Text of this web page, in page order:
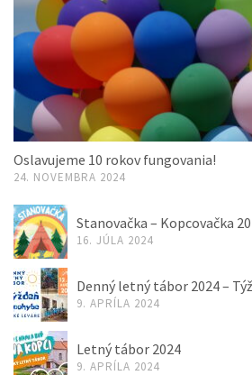
Oslavujeme 10 rokov fungovania!
24. NOVEMBRA 2024
Stanovačka – Kopcovačka
16. JÚLA 2024
Denný letný tábor 2024 –
9. APRÍLA 2024
Letný tábor 2024
9. APRÍLA 2024